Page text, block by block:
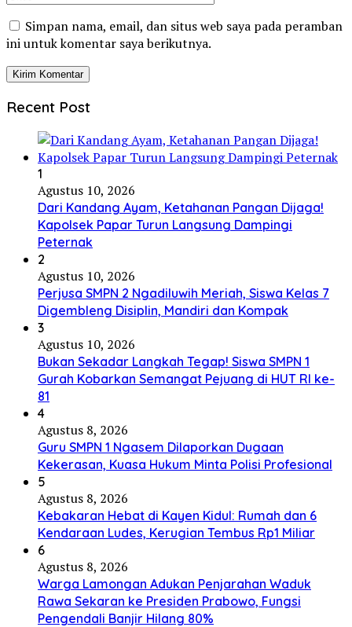
Simpan nama, email, dan situs web saya pada peramban
ini untuk komentar saya berikutnya.
Recent Post
1
Agustus 10, 2026
Dari Kandang Ayam, Ketahanan Pangan Dijaga!
Kapolsek Papar Turun Langsung Dampingi
Peternak
2
Agustus 10, 2026
Perjusa SMPN 2 Ngadiluwih Meriah, Siswa Kelas 7
Digembleng Disiplin, Mandiri dan Kompak
3
Agustus 10, 2026
Bukan Sekadar Langkah Tegap! Siswa SMPN 1
Gurah Kobarkan Semangat Pejuang di HUT RI ke-
81
4
Agustus 8, 2026
Guru SMPN 1 Ngasem Dilaporkan Dugaan
Kekerasan, Kuasa Hukum Minta Polisi Profesional
5
Agustus 8, 2026
Kebakaran Hebat di Kayen Kidul: Rumah dan 6
Kendaraan Ludes, Kerugian Tembus Rp1 Miliar
6
Agustus 8, 2026
Warga Lamongan Adukan Penjarahan Waduk
Rawa Sekaran ke Presiden Prabowo, Fungsi
Pengendali Banjir Hilang 80%